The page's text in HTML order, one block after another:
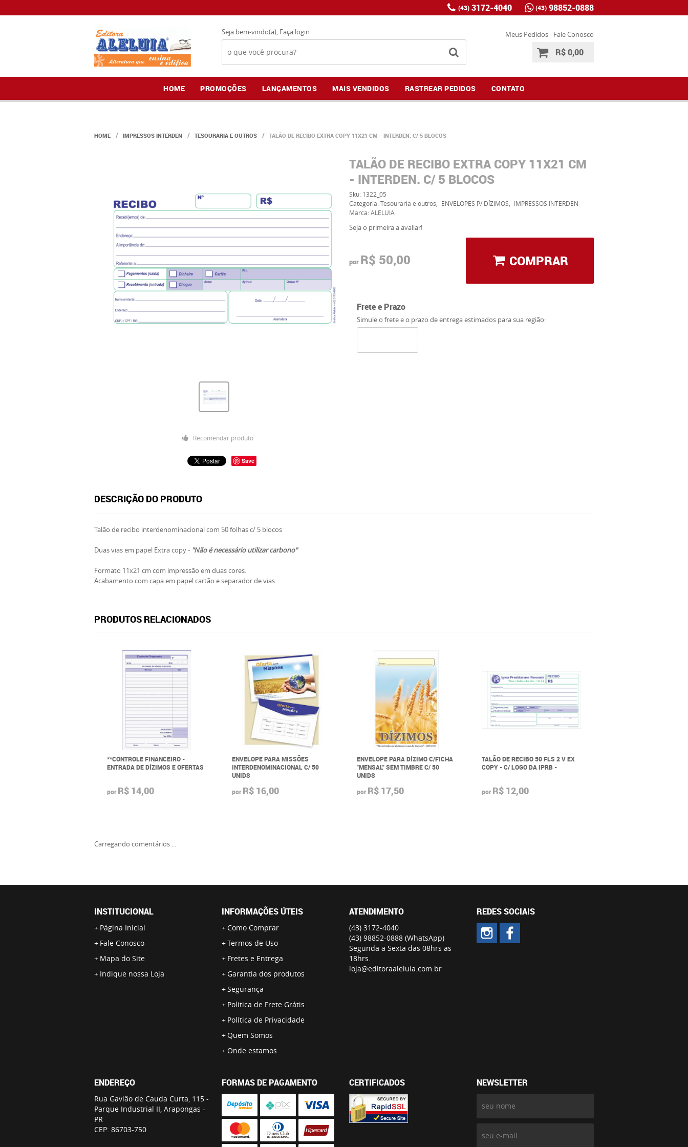
(43) 3172-4040 (43) 98852-0888
Seja bem-vindo(a), Faça login Meus Pedidos Fale Conosco
R$ 0,00
HOME PROMOÇÕES LANÇAMENTOS MAIS VENDIDOS RASTREAR PEDIDOS CONTATO
HOME IMPRESSOS INTERDEN TESOURARIA E OUTROS TALÃO DE RECIBO EXTRA COPY 11X21 CM - INTERDEN. C/ 5 BLOCOS
Recomendar produto
Save
TALÃO DE RECIBO EXTRA COPY 11X21 CM
- INTERDEN. C/ 5 BLOCOS
Sku: 1322_05
Categoria: Tesouraria e outros ENVELOPES P/ DÍZIMOS
IMPRESSOS INTERDEN
Marca:ALELUIA
Seja o primeira a avaliar!
por R$ 50,00 COMPRAR
Frete e Prazo
Simule o frete e o prazo de entrega estimados para sua região:
DESCRIÇÃO DO PRODUTO
Talão de recibo interdenominacional com 50 folhas c/ 5 blocos
Duas vias em papel Extra copy - "Não é necessário utilizar carbono"
Formato 11x21 cm com impressão em duas cores.
Acabamento com capa em papel cartão e separador de vias.
PRODUTOS RELACIONADOS
**CONTROLE FINANCEIRO -
ENTRADA DE DÍZIMOS E OFERTAS
por R$ 14,00
ENVELOPE PARA MISSÕES
INTERDENOMINACIONAL C/ 50
UNIDS
por R$ 16,00
ENVELOPE PARA DÍZIMO C/FICHA
"MENSAL" SEM TIMBRE C/ 50
UNIDS
por R$ 17,50
TALÃO DE RECIBO 50 FLS 2 V EX
COPY - C/ LOGO DA IPRB -
por R$ 12,00
Carregando comentários ...
INSTITUCIONAL
Página Inicial
Fale Conosco
Mapa do Site
Indique nossa Loja
INFORMAÇÕES ÚTEIS
Como Comprar
Termos de Uso
Fretes e Entrega
Garantia dos produtos
Segurança
Politica de Frete Grátis
Política de Privacidade
Quem Somos
Onde estamos
ATENDIMENTO
(43) 3172-4040
(43) 98852-0888 (WhatsApp)
Segunda a Sexta das 08hrs as
18hrs.
loja@editoraaleluia.com.br
REDES SOCIAIS
ENDEREÇO
Rua Gavião de Cauda Curta, 115 -
Parque Industrial II, Arapongas -
PR
CEP: 86703-750
FORMAS DE PAGAMENTO CERTIFICADOS NEWSLETTER